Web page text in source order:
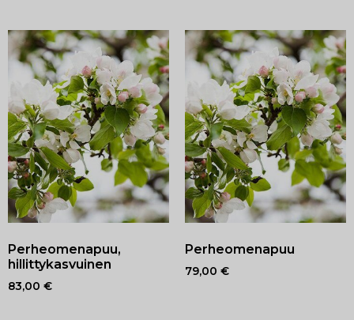
Perheomenapuu,
hillittykasvuinen
83,00 €
Perheomenapuu
79,00 €